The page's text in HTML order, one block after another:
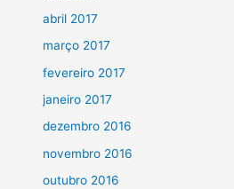
abril 2017
março 2017
fevereiro 2017
janeiro 2017
dezembro 2016
novembro 2016
outubro 2016